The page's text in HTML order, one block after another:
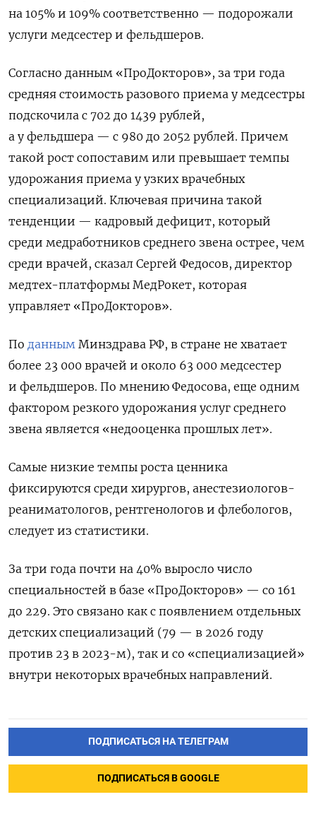
на 105% и 109% соответственно — подорожали
услуги медсестер и фельдшеров.
Согласно данным «ПроДокторов», за три года
средняя стоимость разового приема у медсестры
подскочила с 702 до 1439 рублей,
а у фельдшера — с 980 до 2052 рублей. Причем
такой рост сопоставим или превышает темпы
удорожания приема у узких врачебных
специализаций. Ключевая причина такой
тенденции — кадровый дефицит, который
среди медработников среднего звена острее, чем
среди врачей, сказал Сергей Федосов, директор
медтех-платформы МедРокет, которая
управляет «ПроДокторов».
По данным Минздрава РФ, в стране не хватает
более 23 000 врачей и около 63 000 медсестер
и фельдшеров. По мнению Федосова, еще одним
фактором резкого удорожания услуг среднего
звена является «недооценка прошлых лет».
Самые низкие темпы роста ценника
фиксируются среди хирургов, анестезиологов-
реаниматологов, рентгенологов и флебологов,
следует из статистики.
За три года почти на 40% выросло число
специальностей в базе «ПроДокторов» — со 161
до 229. Это связано как с появлением отдельных
детских специализаций (79 — в 2026 году
против 23 в 2023-м), так и со «специализацией»
внутри некоторых врачебных направлений.
ПОДПИСАТЬСЯ НА ТЕЛЕГРАМ
ПОДПИСАТЬСЯ В GOOGLE